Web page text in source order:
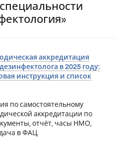
аккредитация
в 2025 году:
инструкция и список
по самостоятельному
аккредитации по
отчёт, часы НМО,
в ФАЦ.